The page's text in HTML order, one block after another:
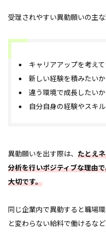
受理されやすい異動願いの主
キャリアアップを考え
新しい経験を積みたい
違う環境で成長したい
自分自身の経験やスキ
異動願いを出す際は、 たとえ
分析を行いポジティブな理由
大切です。
同じ企業内で異動すると職場
と変わらない給料で働けるな